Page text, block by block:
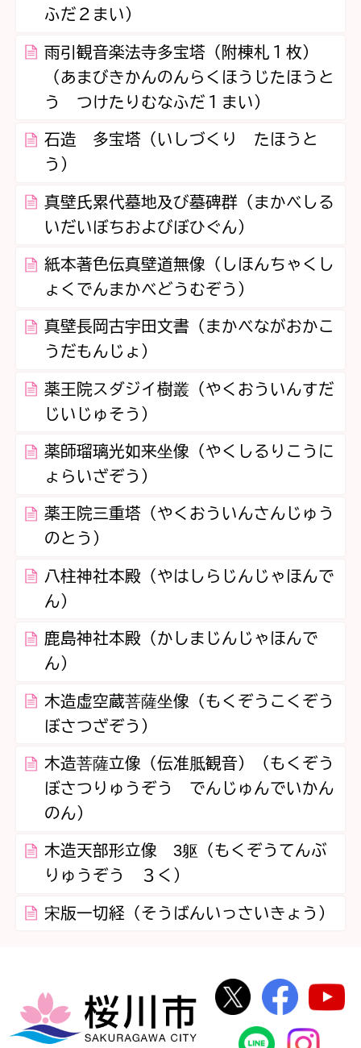
ふだ２まい）
雨引観音楽法寺多宝塔（附棟札１枚）
（あまびきかんのんらくほうじたほうと
う つけたりむなふだ１まい）
石造 多宝塔（いしづくり たほうと
う）
真壁氏累代墓地及び墓碑群（まかべしる
いだいぼちおよびぼひぐん）
紙本著色伝真壁道無像（しほんちゃくし
ょくでんまかべどうむぞう）
真壁長岡古宇田文書（まかべながおかこ
うだもんじょ）
薬王院スダジイ樹叢（やくおういんすだ
じいじゅそう）
薬師瑠璃光如来坐像（やくしるりこうに
ょらいざぞう）
薬王院三重塔（やくおういんさんじゅう
のとう）
八柱神社本殿（やはしらじんじゃほんで
ん）
鹿島神社本殿（かしまじんじゃほんで
ん）
木造虚空蔵菩薩坐像（もくぞうこくぞう
ぼさつざぞう）
木造菩薩立像（伝准胝観音）（もくぞう
ぼさつりゅうぞう でんじゅんでいかん
のん）
木造天部形立像 3躯（もくぞうてんぶ
りゅうぞう ３く）
宋版一切経（そうばんいっさいきょう）
桜川市
桜川市公式
桜川
桜川市公